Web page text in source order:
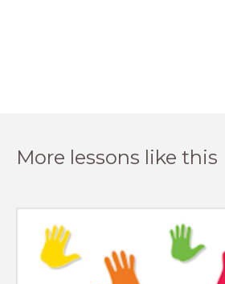
More lessons like this